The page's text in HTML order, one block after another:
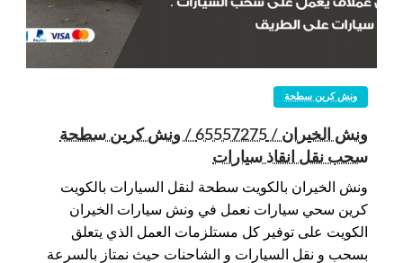
ونش كرين سطحة
ونش الخيران / 65557275 / ونش كرين سطحة
سحب نقل انقاذ سيارات
ونش الخيران بالكويت سطحة لنقل السيارات بالكويت
كرين سحي سيارات نعمل في ونش سيارات الخيران
الكويت على توفير كل مستلزمات العمل الذي يتعلق
بسحب و نقل السيارات و الشاحنات حيث نمتاز بالسرعة